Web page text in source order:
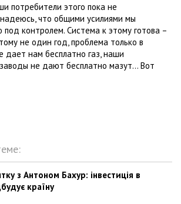
потребители этого пока не
надеюсь, что общими усилиями мы
контролем. Система к этому готова –
не один год, проблема только в
дает нам бесплатно газ, наши
не дают бесплатно мазут… Вот
з Антоном Бахур: інвестиція в
країну